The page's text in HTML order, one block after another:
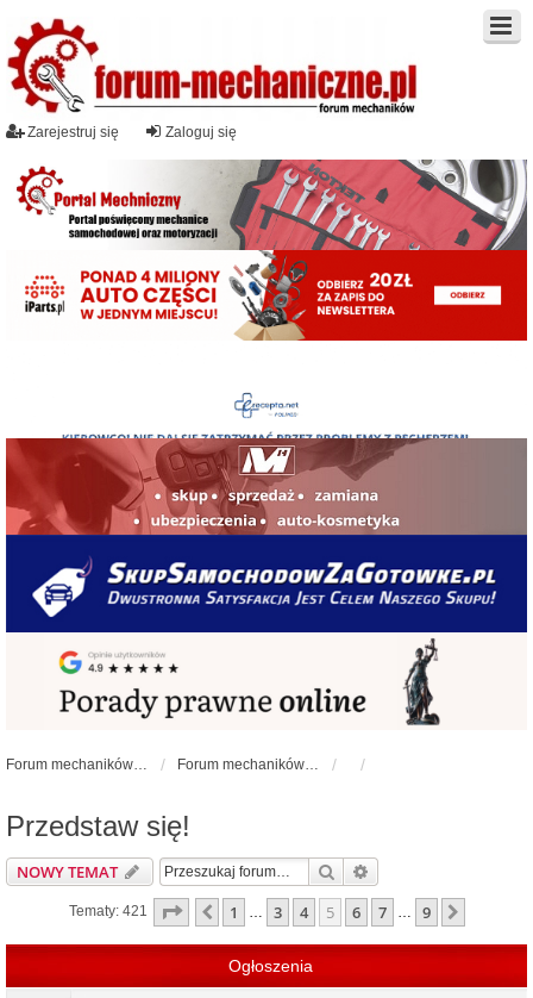
Zaloguj się
Zarejestruj się
Forum mechaników samochodowych - forum-mechaniczne.pl Forum mechaników samochodowych
Przedstaw się!
NOWY TEMAT Szukaj
Tematy: 421 Strona z9
Poprzednia
1 … 3 4 5 6 7 … 9
Ogłoszenia